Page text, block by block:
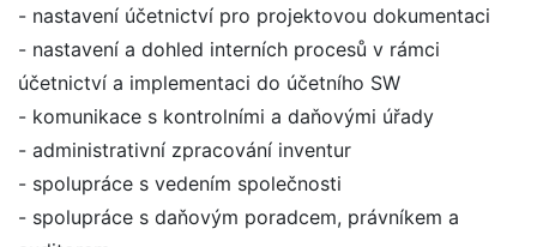
- nastavení účetnictví pro projektovou dokumentaci
- nastavení a dohled interních procesů v rámci
účetnictví a implementaci do účetního SW
- komunikace s kontrolními a daňovými úřady
- administrativní zpracování inventur
- spolupráce s vedením společnosti
- spolupráce s daňovým poradcem, právníkem a